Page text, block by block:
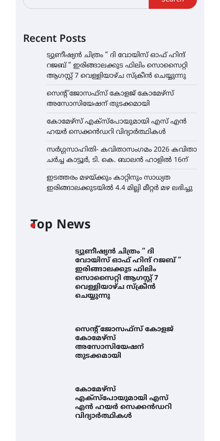
Recent Posts
ട്യുണീഷ്യൻ ചിത്രം ” ദി വോയിസ് ഓഫ് ഹിന്ദ്
റജബ് ” ഇരിങ്ങാലക്കുട ഫിലിം സൊസൈറ്റി
ആഗസ്റ്റ് 7 വെള്ളിയാഴ്ച സ്‌ക്രീൻ ചെയ്യുന്നു
സെന്റ് ജോസഫ്സ് കോളജ് കോമേഴ്‌സ്
അസോസിയേഷന് തുടക്കമായി
കോമേഴ്സ് എക്സ്പോയുമായി എസ് എൻ
ഹയർ സെക്കൻഡറി വിദ്യാർത്ഥികൾ
സർഗ്ഗസാഹിതി- കവിതാസംഗമം 2026 കവിതാ
ചർച്ച കാട്ടൂർ, ടി. കെ. ബാലൻ ഹാളിൽ 16ന്
ഇടത്തരം മഴയ്ക്കും കാറ്റിനും സാധ്യത
ഇരിങ്ങാലക്കുടയിൽ 4.4 മില്ലി മീറ്റർ മഴ ലഭിച്ചു
Top News
ട്യുണീഷ്യൻ ചിത്രം ” ദി
വോയിസ് ഓഫ് ഹിന്ദ് റജബ് ”
ഇരിങ്ങാലക്കുട ഫിലിം
സൊസൈറ്റി ആഗസ്റ്റ് 7
വെള്ളിയാഴ്ച സ്‌ക്രീൻ
ചെയ്യുന്നു
സെന്റ് ജോസഫ്സ് കോളജ്
കോമേഴ്‌സ്
അസോസിയേഷന്
തുടക്കമായി
കോമേഴ്സ്
എക്സ്പോയുമായി എസ്
എൻ ഹയർ സെക്കൻഡറി
വിദ്യാർത്ഥികൾ